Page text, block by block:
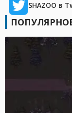
SHAZOO в